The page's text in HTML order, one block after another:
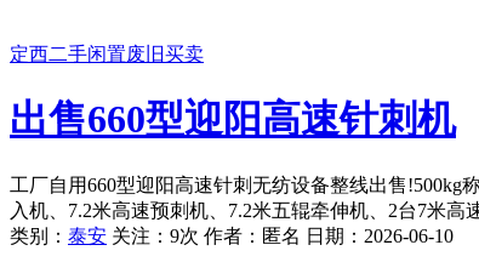
定西二手闲置废旧买卖
出售660型迎阳高速针刺机
工厂自用660型迎阳高速针刺无纺设备整线出售!500kg
入机、7.2米高速预刺机、7.2米五辊牵伸机、2台7米
类别： 泰安 关注：9次 作者： 匿名 日期： 2026-06-10